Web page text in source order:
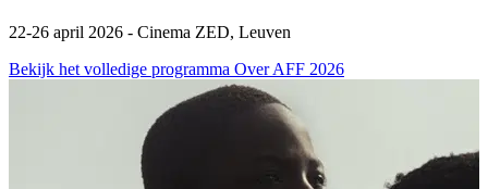
22-26 april 2026 - Cinema ZED, Leuven
Bekijk het volledige programma Over AFF 2026